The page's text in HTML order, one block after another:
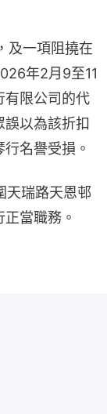
及一項阻撓在
年2月9至11
有限公司的代
以為該折扣
名譽受損。
天瑞路天恩邨
當職務。